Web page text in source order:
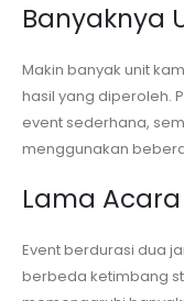
Banyaknya
Makin banyak unit
hasil yang diperoleh.
event sederhana,
menggunakan
Lama Acara
Event berdurasi dua
berbeda ketimbang